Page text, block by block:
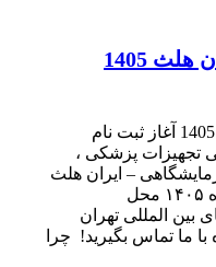
1405
آغاز ثبت نام نمایشگاه ایران هلث 1405 آغاز ثبت‌ نام
تجهیزات پزشکی ،
– ایران هلث
تاریخ برگزاری : ۹ لغایت ۱۲ تیرماه ۱۴۰۵ محل
بین المللی تهران
ما تماس بگیرید! چرا